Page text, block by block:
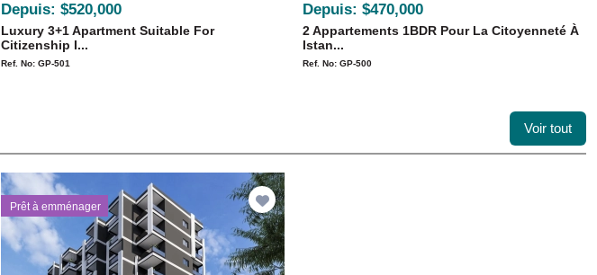
Depuis: $520,000
Luxury 3+1 Apartment Suitable For
Citizenship I...
Ref. No: GP-501
Depuis: $470,000
2 Appartements 1BDR Pour La Citoyenneté À
Istan...
Ref. No: GP-500
Voir tout
Prêt à emménager